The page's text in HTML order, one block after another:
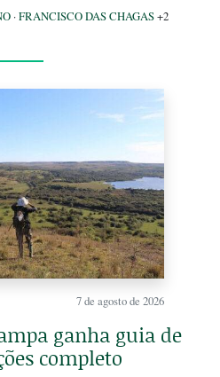
·FRANCISCO DAS CHAGAS+2
7 de agosto de 2026
ganha guia de
completo